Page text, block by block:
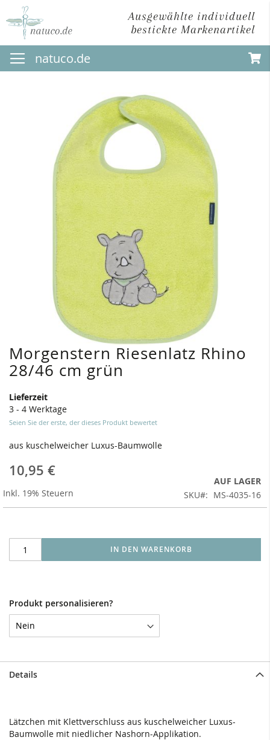
Ausgewählte individuell
bestickte Markenartikel
Direkt
zum
Inhalt
natuco.de
Morgenstern Riesenlatz Rhino
28/46 cm grün
Lieferzeit
3 - 4 Werktage
Seien Sie der erste, der dieses Produkt bewertet
aus kuschelweicher Luxus-Baumwolle
10,95 €
Inkl. 19% Steuern
AUF LAGER
SKU
MS-4035-16
IN DEN WARENKORB
Produkt personalisieren?
Zum
Anfang
der
springen
Details
Lätzchen mit Klettverschluss aus kuschelweicher Luxus-
Baumwolle mit niedlicher Nashorn-Applikation.